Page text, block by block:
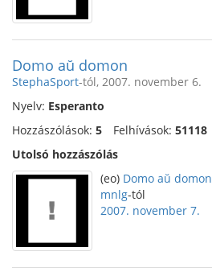
Domo aŭ domon
StephaSport-tól, 2007. november 6.
Nyelv: Esperanto
Hozzászólások: 5 Felhívások: 51118
Utolsó hozzászólás
(eo) Domo aŭ domon
mnlg-tól
2007. november 7.